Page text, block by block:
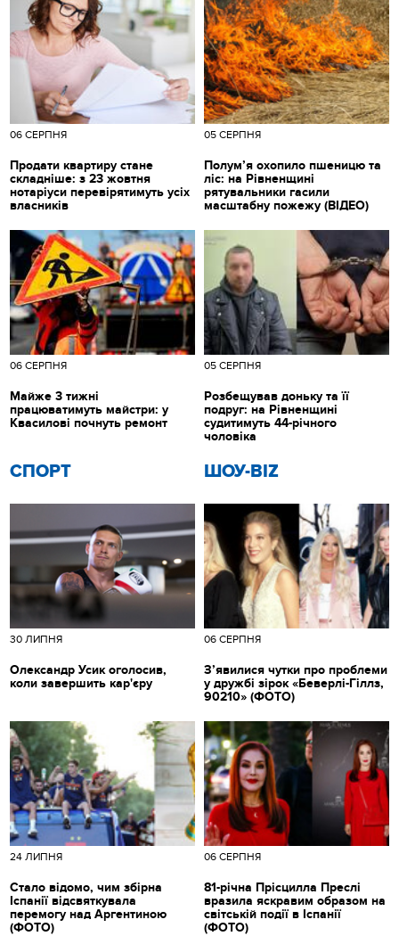
06 СЕРПНЯ
Продати квартиру стане
складніше: з 23 жовтня
нотаріуси перевірятимуть усіх
власників
05 СЕРПНЯ
Полум’я охопило пшеницю та
ліс: на Рівненщині
рятувальники гасили
масштабну пожежу (ВІДЕО)
СПОРТ
30 ЛИПНЯ
Олександр Усик оголосив,
коли завершить кар'єру
ШОУ-BIZ
06 СЕРПНЯ
З’явилися чутки про проблеми
у дружбі зірок «Беверлі-Гіллз,
90210» (ФОТО)
06 СЕРПНЯ
Майже 3 тижні
працюватимуть майстри: у
Квасилові почнуть ремонт
05 СЕРПНЯ
Розбещував доньку та її
подруг: на Рівненщині
судитимуть 44-річного
чоловіка
24 ЛИПНЯ
Стало відомо, чим збірна
Іспанії відсвяткувала
перемогу над Аргентиною
(ФОТО)
06 СЕРПНЯ
81-річна Прісцилла Преслі
вразила яскравим образом на
світській події в Іспанії
(ФОТО)